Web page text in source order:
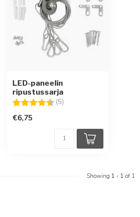
LED-paneelin
ripustussarja
Arvio:
(5)
€6,75
Showing 1 - 1 of 1